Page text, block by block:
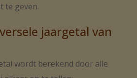
te geven.
jaargetal van
wordt berekend door alle